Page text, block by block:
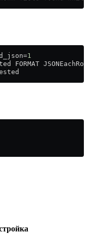
=1
FORMAT JSONEachRow {